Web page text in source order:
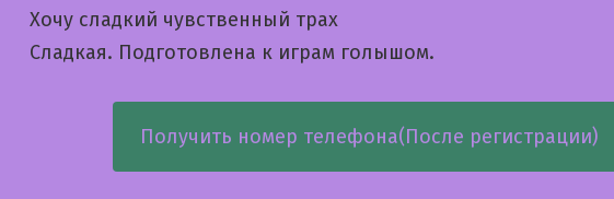
Хочу сладкий чувственный трах
Сладкая. Подготовлена к играм голышом.
Получить номер телефона(После регистрации)